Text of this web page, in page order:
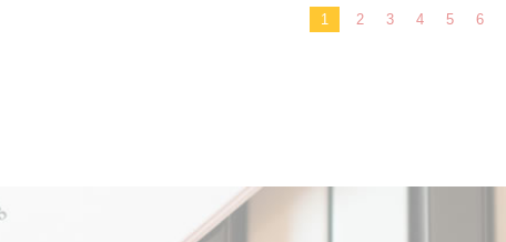
1 2 3 4 5 6